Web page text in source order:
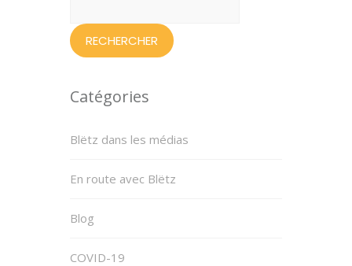
Catégories
Blëtz dans les médias
En route avec Blëtz
Blog
COVID-19